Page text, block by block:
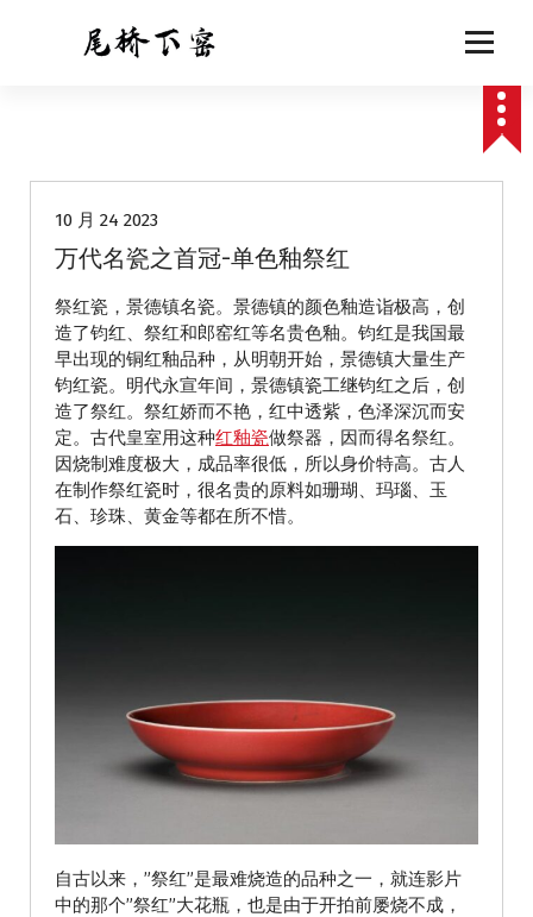
10 月 24 2023
万代名瓷之首冠-单色釉祭红
祭红瓷，景德镇名瓷。景德镇的颜色釉造诣极高，创
造了钧红、祭红和郎窑红等名贵色釉。钧红是我国最
早出现的铜红釉品种，从明朝开始，景德镇大量生产
钧红瓷。明代永宣年间，景德镇瓷工继钧红之后，创
造了祭红。祭红娇而不艳，红中透紫，色泽深沉而安
定。古代皇室用这种红釉瓷做祭器，因而得名祭红。
因烧制难度极大，成品率很低，所以身价特高。古人
在制作祭红瓷时，很名贵的原料如珊瑚、玛瑙、玉
石、珍珠、黄金等都在所不惜。
自古以来，”祭红”是最难烧造的品种之一，就连影片
中的那个”祭红”大花瓶，也是由于开拍前屡烧不成，